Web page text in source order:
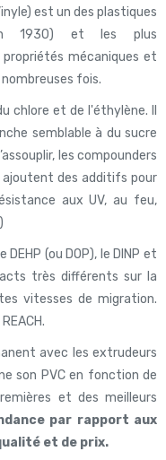
est un des plastiques
1930) et les plus
mécaniques et
fois.
chlore et de l'éthylène. Il
semblable à du sucre
les compounders
ajoutent des additifs pour
aux UV, au feu,
(ou DOP), le DINP et
très différents sur la
vitesses de migration.
avec les extrudeurs
son PVC en fonction de
et des meilleurs
par rapport aux
et de prix.